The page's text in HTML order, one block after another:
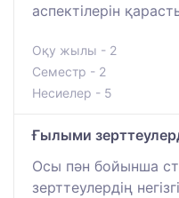
аспектілерін
Оқу жылы - 2
Семестр - 2
Несиелер - 5
Ғылыми
Осы пән бойынша
зерттеулердің